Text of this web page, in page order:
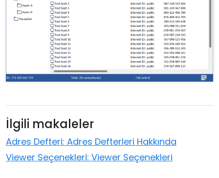
İlgili makaleler
Adres Defteri: Adres Defterleri Hakkında
Viewer Seçenekleri: Viewer Seçenekleri